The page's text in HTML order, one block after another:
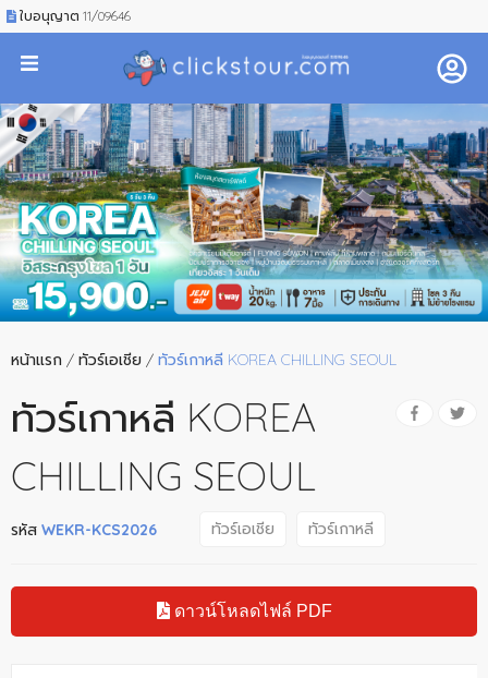
ใบอนุญาต 11/09646
หน้าแรก / ทัวร์เอเชีย / ทัวร์เกาหลี KOREA CHILLING SEOUL
ทัวร์เกาหลี KOREA
CHILLING SEOUL
รหัส WEKR-KCS2026 ทัวร์เอเชีย ทัวร์เกาหลี
ดาวน์โหลดไฟล์ PDF